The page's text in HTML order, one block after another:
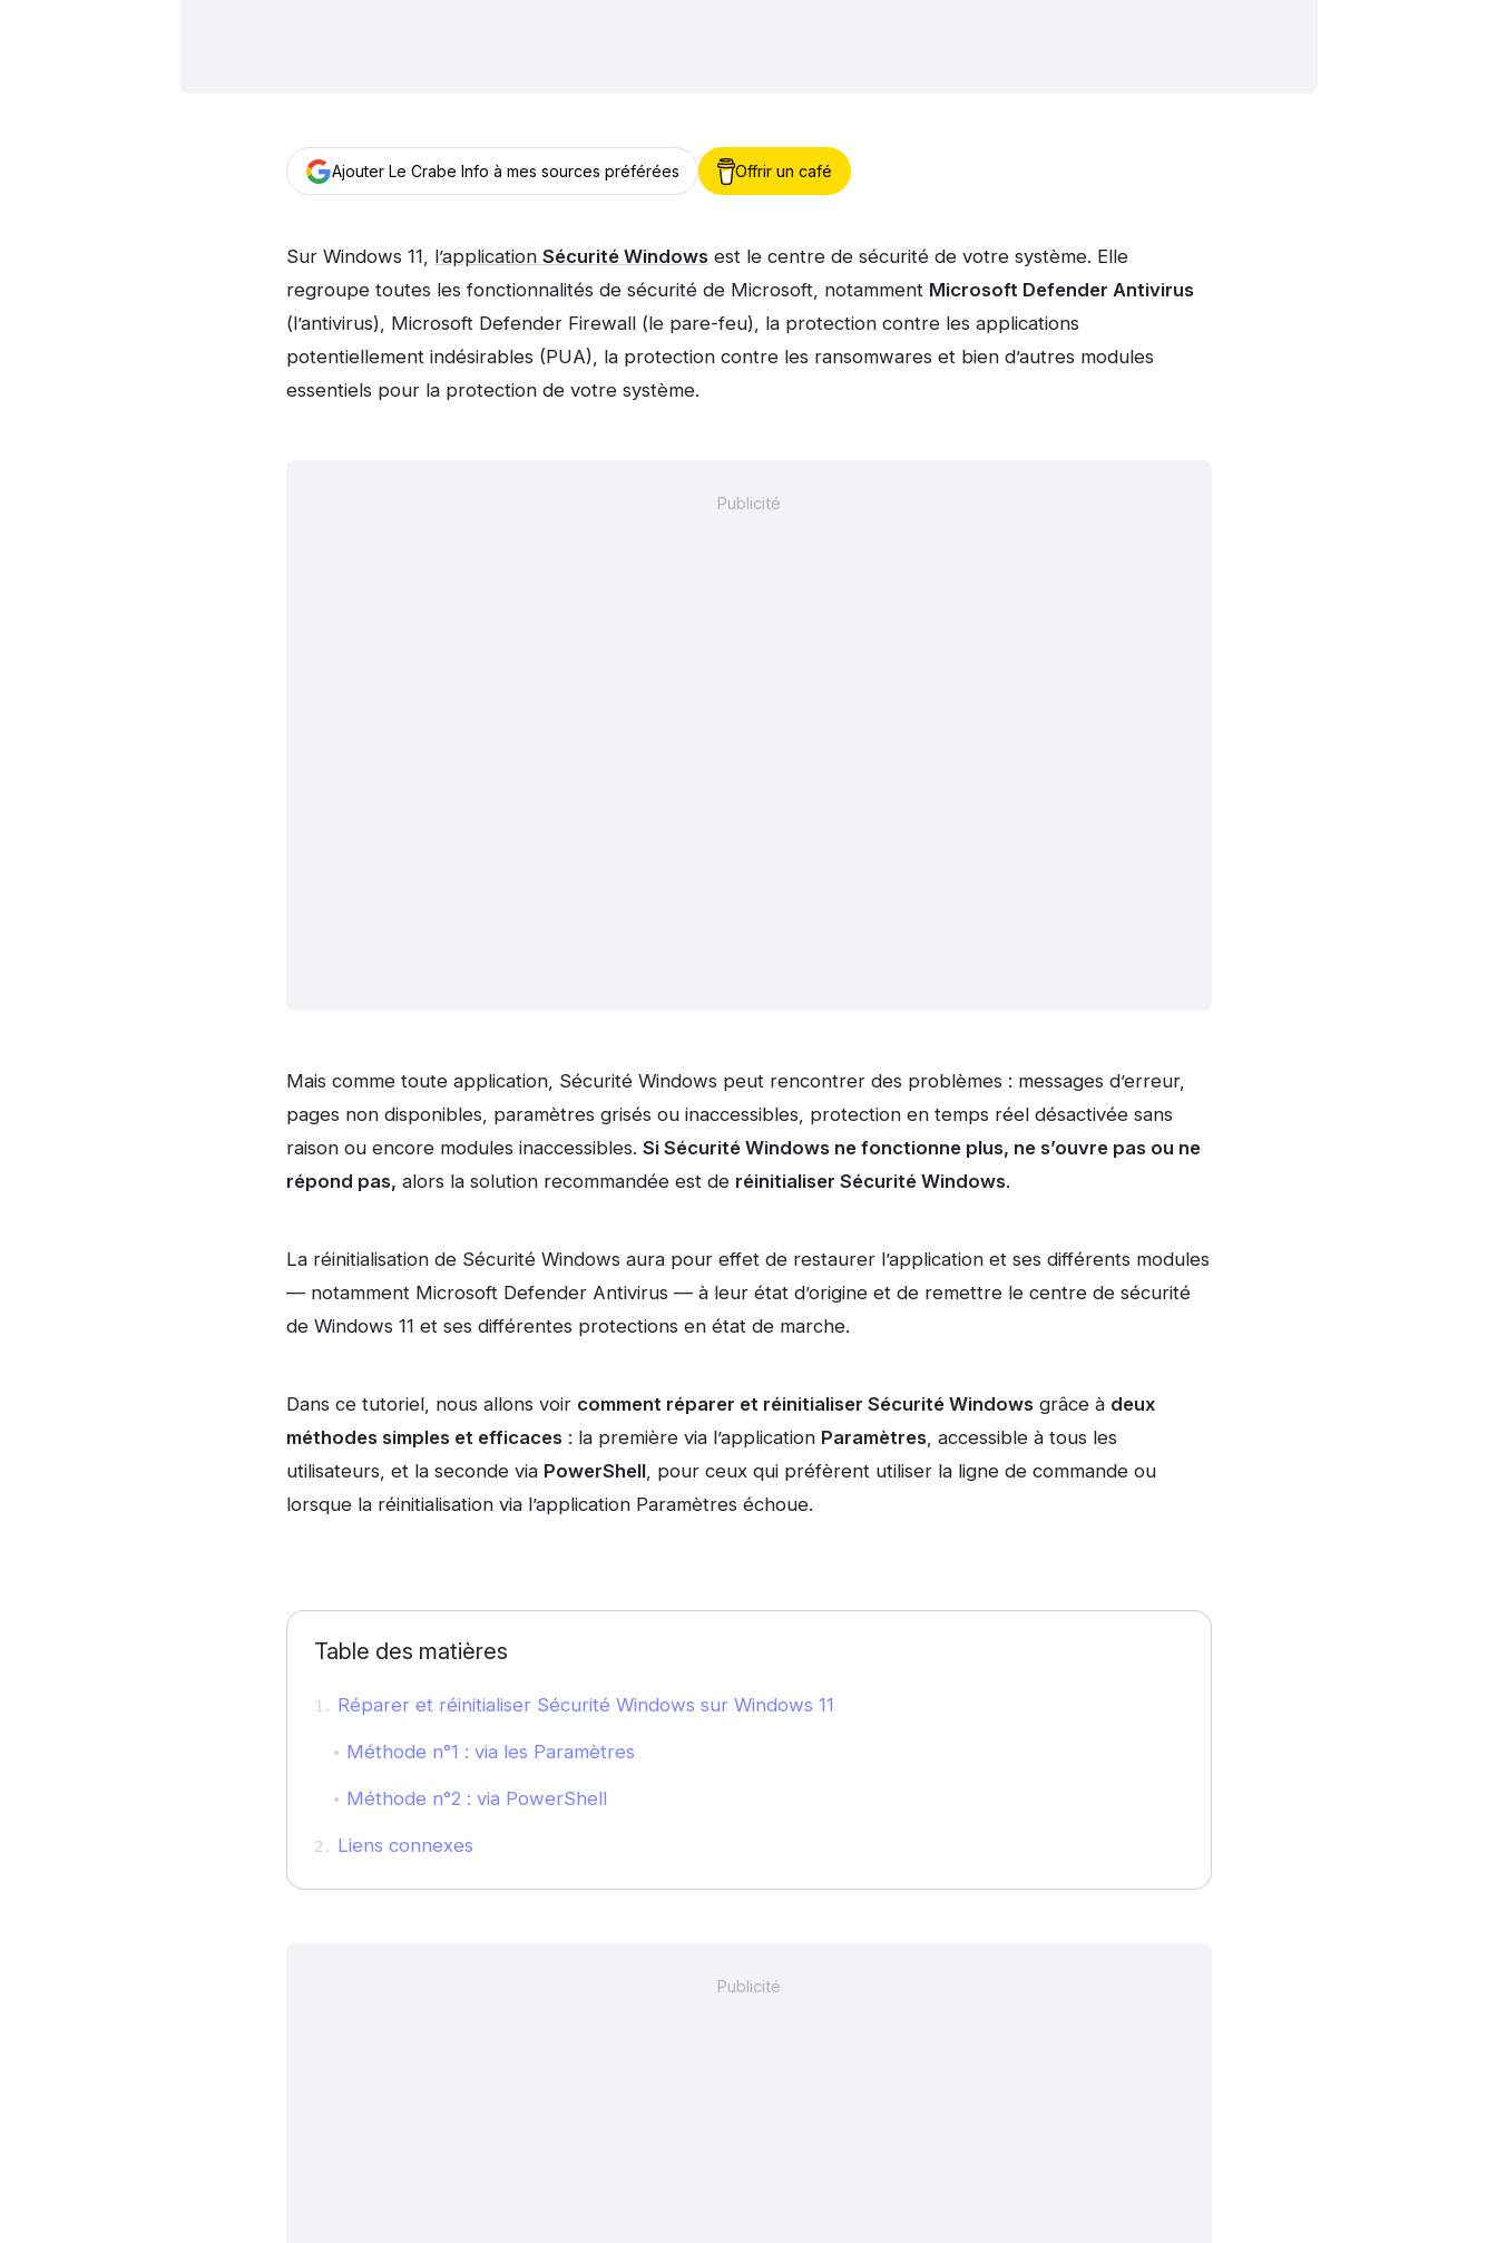
Ajouter Le Crabe Info à mes sources préférées Offrir un café
Sur Windows 11, l’application Sécurité Windowsest le centre de sécurité de votre système. Elle
regroupe toutes les fonctionnalités de sécurité de Microsoft, notamment Microsoft Defender Antivirus
(l’antivirus), Microsoft Defender Firewall (le pare-feu), la protection contre les applications
potentiellement indésirables (PUA), la protection contre les ransomwares et bien d’autres modules
essentiels pour la protection de votre système.
Mais comme toute application, Sécurité Windows peut rencontrer des problèmes : messages d’erreur,
pages non disponibles, paramètres grisés ou inaccessibles, protection en temps réel désactivée sans
raison ou encore modules inaccessibles. Si Sécurité Windows ne fonctionne plus, ne s’ouvre pas ou ne
répond pas, alors la solution recommandée est de réinitialiser Sécurité Windows.
La réinitialisation de Sécurité Windows aura pour effet de restaurer l’application et ses différents modules
— notamment Microsoft Defender Antivirus — à leur état d’origine et de remettre le centre de sécurité
de Windows 11 et ses différentes protections en état de marche.
Dans ce tutoriel, nous allons voir comment réparer et réinitialiser Sécurité Windowsgrâce à deux
méthodes simples et efficaces: la première via l’application Paramètres, accessible à tous les
utilisateurs, et la seconde via PowerShell, pour ceux qui préfèrent utiliser la ligne de commande ou
lorsque la réinitialisation via l’application Paramètres échoue.
Table des matières
Réparer et réinitialiser Sécurité Windows sur Windows 11
Méthode n°1 : via les Paramètres
Méthode n°2 : via PowerShell
Liens connexes